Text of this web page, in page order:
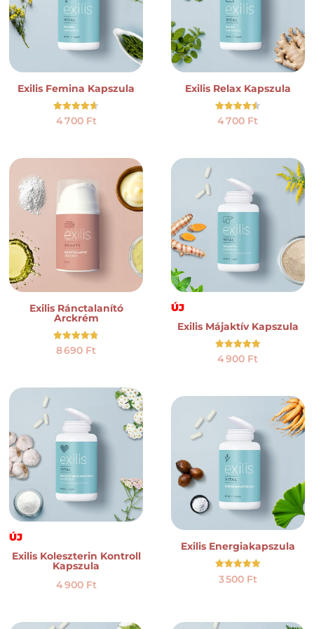
Exilis Femina Kapszula
Értékelés:
4.61
4 700 Ft
Exilis Relax Kapszula
Értékelés:
4.50
4 700 Ft
Exilis Ránctalanító
Arckrém
Értékelés:
4.73
8 690 Ft
ÚJ
Exilis Májaktív Kapszula
Értékelés:
5.00
4 900 Ft
ÚJ
Exilis Koleszterin Kontroll
Kapszula
4 900 Ft
Exilis Energiakapszula
Értékelés:
5.00
3 500 Ft